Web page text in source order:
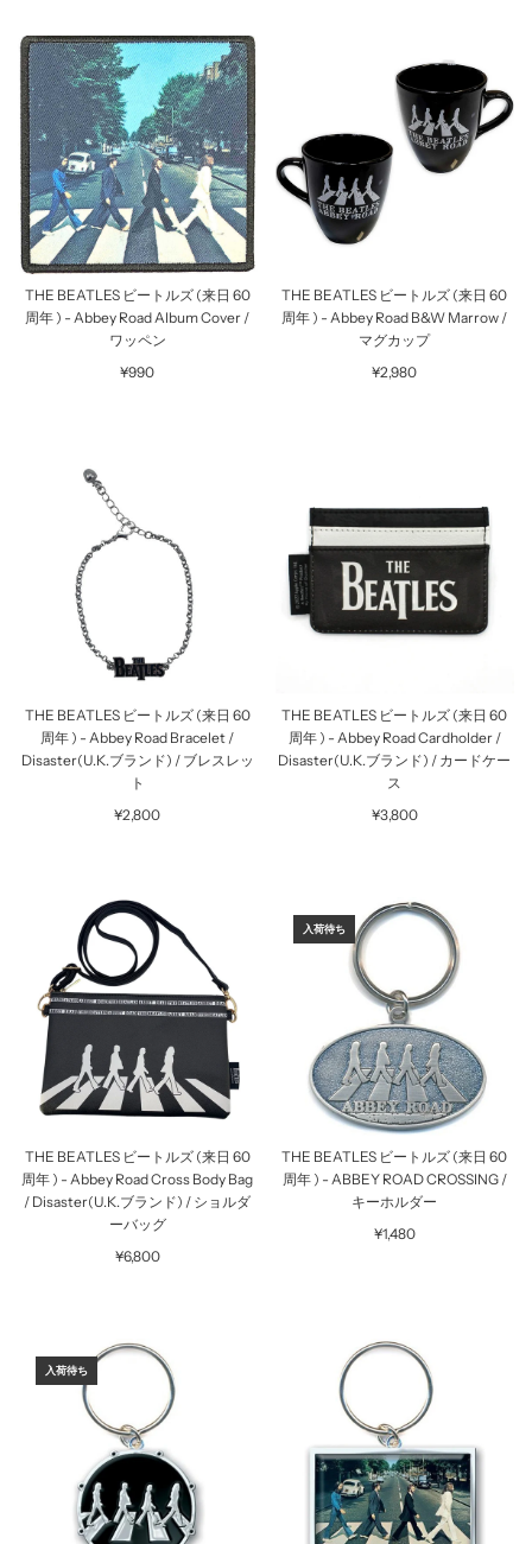
THE BEATLES ビートルズ (来日 60
周年 ) - Abbey Road Album Cover /
ワッペン
¥990
THE BEATLES ビートルズ (来日 60
周年 ) - Abbey Road B&W Marrow /
マグカップ
¥2,980
THE BEATLES ビートルズ (来日 60
周年 ) - Abbey Road Bracelet /
Disaster(U.K.ブランド) / ブレスレッ
ト
¥2,800
THE BEATLES ビートルズ (来日 60
周年 ) - Abbey Road Cardholder /
Disaster(U.K.ブランド) / カードケー
ス
¥3,800
THE BEATLES ビートルズ (来日 60
周年 ) - Abbey Road Cross Body Bag
/ Disaster(U.K.ブランド) / ショルダ
ーバッグ
¥6,800
入荷待ち
THE BEATLES ビートルズ (来日 60
周年 ) - ABBEY ROAD CROSSING /
キーホルダー
¥1,480
入荷待ち